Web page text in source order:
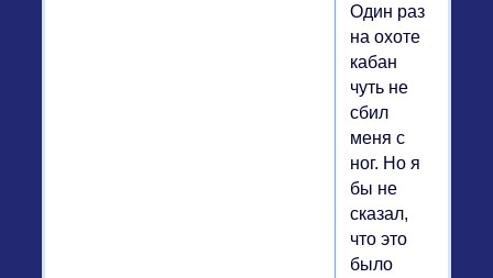
Один раз
на охоте
кабан
чуть не
сбил
меня с
ног. Но я
бы не
сказал,
что это
было